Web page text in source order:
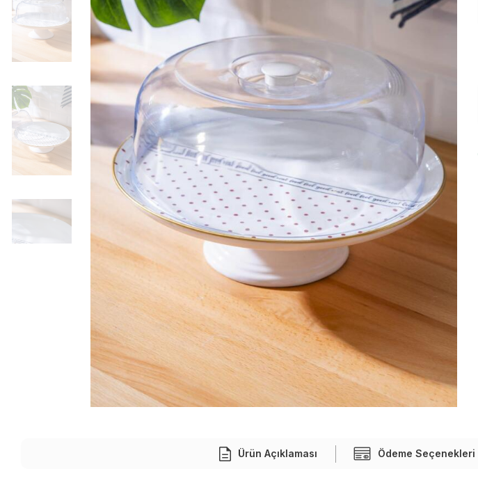
Ürün Açıklaması Ödeme Seçenekleri